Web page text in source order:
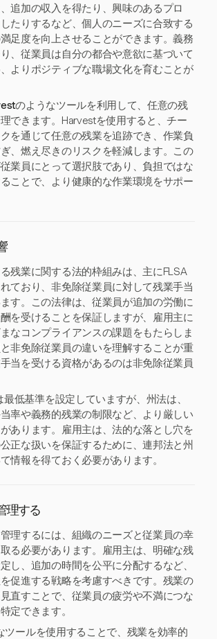
追加の収入を得たり、興味のあるプロ
たりするなど、個人のニーズに合致する
足度を向上させることができます。義務
、従業員は自分の都合や意欲に基づいて
よりポジティブな職場文化を育むことが
のようなツールを利用して、任意の残
できます。Harvestを使用すると、チー
を通じて任意の残業を追跡でき、作業負
、燃え尽きのリスクを軽減します。この
業員にとって選択肢であり、負担ではな
ことで、より健康的な作業環境をサポー
残業に関する法的枠組みは、主にFLSA
ており、非免除従業員に対して残業手当
す。この法律は、従業員が追加の労働に
を受けることを保証しますが、雇用主に
なコンプライアンスの課題をもたらしま
非免除従業員の違いを理解することが重
当を受ける資格があるのは非免除従業員
最低基準を設定していますが、州法は、
率や義務的残業の制限など、より厳しい
あります。雇用主は、法的な落とし穴を
正な扱いを保証するために、連邦法と州
情報を得ておく必要があります。
理する
理するには、組織のニーズと従業員の幸
る必要があります。雇用主は、明確な残
し、追加の時間を公平に分配するなど、
促進する戦略を考慮すべきです。残業の
直すことで、従業員の疲労や不満につな
定できます。
ツールを使用することで、残業を効率的